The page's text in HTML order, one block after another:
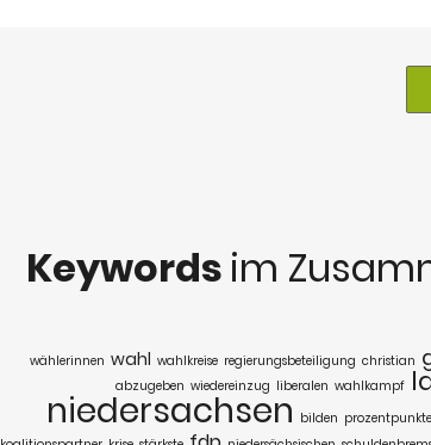
Keywords im
wählerinnen wahl wahlkreise regierungsbeteiligung christian
abzugeben wiedereinzug liberalen wahlkampf
niedersachsen bilden prozentpunkte